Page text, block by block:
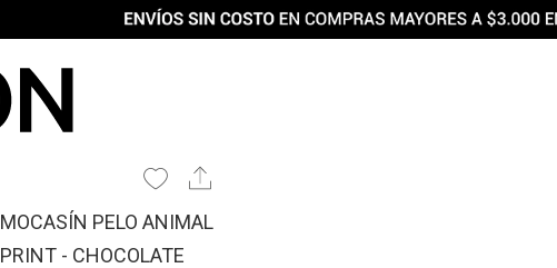
MOCASÍN PELO ANIMAL
PRINT - CHOCOLATE